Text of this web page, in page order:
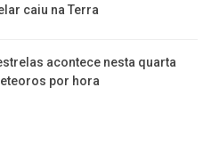
caiu na Terra
acontece nesta quarta
por hora